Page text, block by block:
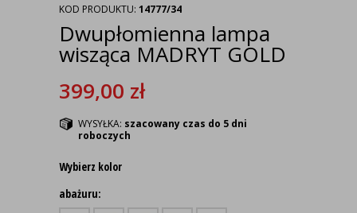
KOD PRODUKTU: 14777/34
Dwupłomienna lampa
wisząca MADRYT GOLD
399,00 zł
WYSYŁKA: szacowany czas do 5 dni
roboczych
Wybierz kolor
abażuru: